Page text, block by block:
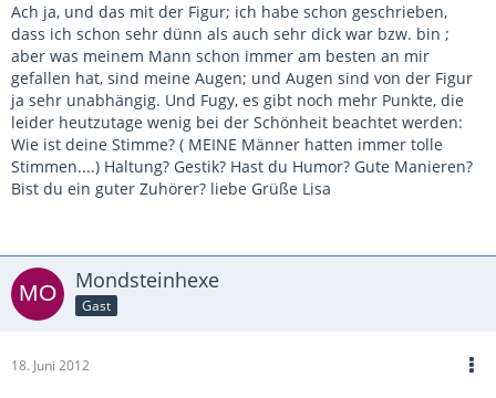
Ach ja, und das mit der Figur; ich habe schon geschrieben,
dass ich schon sehr dünn als auch sehr dick war bzw. bin ;
aber was meinem Mann schon immer am besten an mir
gefallen hat, sind meine Augen; und Augen sind von der Figur
ja sehr unabhängig. Und Fugy, es gibt noch mehr Punkte, die
leider heutzutage wenig bei der Schönheit beachtet werden:
Wie ist deine Stimme? ( MEINE Männer hatten immer tolle
Stimmen....) Haltung? Gestik? Hast du Humor? Gute Manieren?
Bist du ein guter Zuhörer? liebe Grüße Lisa
Mondsteinhexe
Gast
18. Juni 2012